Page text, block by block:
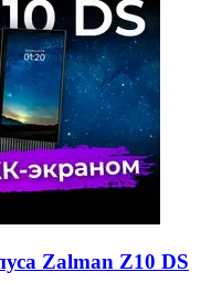
Zalman Z10 DS